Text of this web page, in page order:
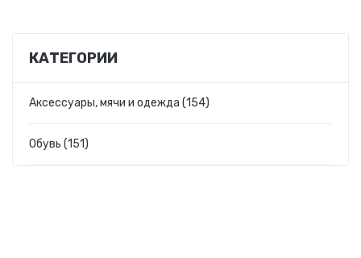
КАТЕГОРИИ
Аксессуары, мячи и одежда (154)
Обувь (151)